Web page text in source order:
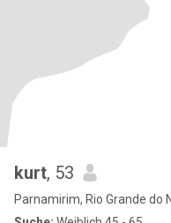
kurt, 53
Parnamirim, Rio Grande do